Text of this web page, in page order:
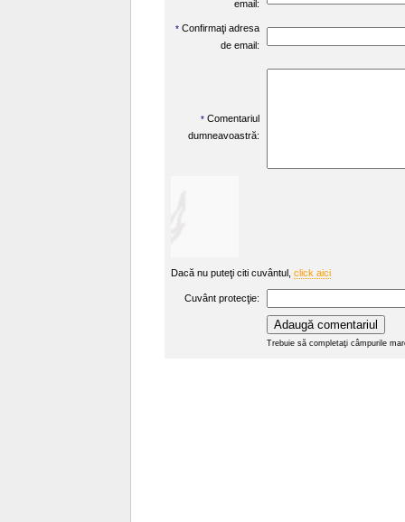
email:
* Confirmaţi adresa
de email:
* Comentariul
dumneavoastră:
Dacă nu puteţi citi cuvântul, click aici
Cuvânt protecţie:
Trebuie să completaţi câmpurile